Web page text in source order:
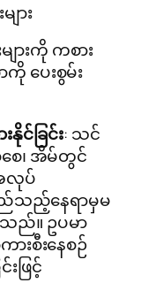
ား
ျားကို ကစား
ကို ပေးစွမ်း
င်ခြင်း: သင်
ေ၊ အိမ်တွင်
လုပ်
ည်သည့်နေရာမှမ
သည်။ ဥပမာ
းစီးနေစဉ်
ဖြင့်